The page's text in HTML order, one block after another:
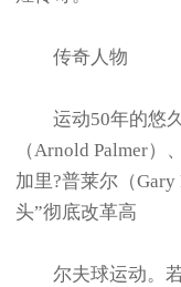
传奇人物
运动50年的悠久
（Arnold Palmer）
加里?普莱尔（
头”彻底改革高
尔夫球运动。若